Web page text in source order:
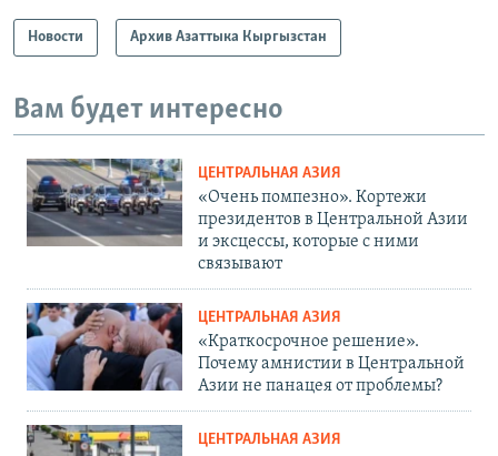
Новости Архив Азаттыка Кыргызстан
Вам будет интересно
ЦЕНТРАЛЬНАЯ АЗИЯ
«Очень помпезно». Кортежи
президентов в Центральной Азии
и эксцессы, которые с ними
связывают
ЦЕНТРАЛЬНАЯ АЗИЯ
«Краткосрочное решение».
Почему амнистии в Центральной
Азии не панацея от проблемы?
ЦЕНТРАЛЬНАЯ АЗИЯ